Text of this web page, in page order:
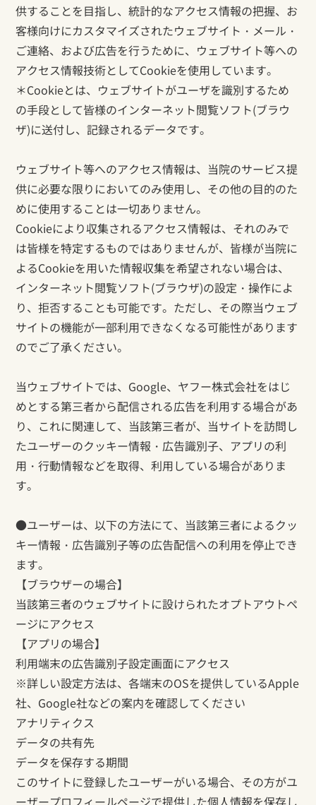
供することを目指し、統計的なアクセス情報の把握、お
客様向けにカスタマイズされたウェブサイト・メール・
ご連絡、および広告を行うために、ウェブサイト等への
アクセス情報技術としてCookieを使用しています。
＊Cookieとは、ウェブサイトがユーザを識別するため
の手段として皆様のインターネット閲覧ソフト(ブラウ
ザ)に送付し、記録されるデータです。
ウェブサイト等へのアクセス情報は、当院のサービス提
供に必要な限りにおいてのみ使用し、その他の目的のた
めに使用することは一切ありません。
Cookieにより収集されるアクセス情報は、それのみで
は皆様を特定するものではありませんが、皆様が当院に
よるCookieを用いた情報収集を希望されない場合は、
インターネット閲覧ソフト(ブラウザ)の設定・操作によ
り、拒否することも可能です。ただし、その際当ウェブ
サイトの機能が一部利用できなくなる可能性があります
のでご了承ください。
当ウェブサイトでは、Google、ヤフー株式会社をはじ
めとする第三者から配信される広告を利用する場合があ
り、これに関連して、当該第三者が、当サイトを訪問し
たユーザーのクッキー情報・広告識別子、アプリの利
用・行動情報などを取得、利用している場合がありま
す。
●ユーザーは、以下の方法にて、当該第三者によるクッ
キー情報・広告識別子等の広告配信への利用を停止でき
ます。
【ブラウザーの場合】
当該第三者のウェブサイトに設けられたオプトアウトペ
ージにアクセス
【アプリの場合】
利用端末の広告識別子設定画面にアクセス
※詳しい設定方法は、各端末のOSを提供しているApple
社、Google社などの案内を確認してください
アナリティクス
データの共有先
データを保存する期間
このサイトに登録したユーザーがいる場合、その方がユ
ーザープロフィールページで提供した個人情報を保存し